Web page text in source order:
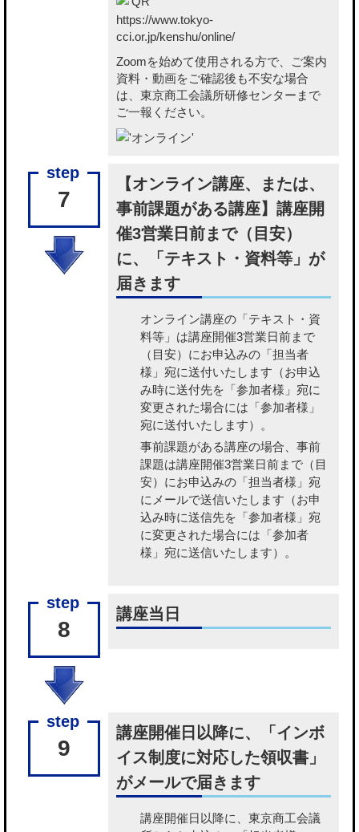
https://www.tokyo-
cci.or.jp/kenshu/online/
Zoomを始めて使用される方で、ご案内
資料・動画をご確認後も不安な場合
は、東京商工会議所研修センターまで
ご一報ください。
7
【オンライン講座、または、
事前課題がある講座】講座開
催3営業日前まで（目安）
に、「テキスト・資料等」が
届きます
オンライン講座の「テキスト・資
料等」 は講座開催3営業日前まで
（目安）にお申込みの「担当者
様」宛に送付いたします（お申込
み時に送付先を「参加者様」宛に
変更された場合には「参加者様」
宛に送付いたします）。
事前課題がある講座の場合、事前
課題は講座開催3営業日前まで（目
安）にお申込みの「担当者様」宛
にメールで送信いたします（お申
込み時に送信先を「参加者様」宛
に変更された場合には「参加者
様」宛に送信いたします）。
8
講座当日
9
講座開催日以降に、「インボ
イス制度に対応した領収書」
がメールで届きます
講座開催日以降に、東京商工会議